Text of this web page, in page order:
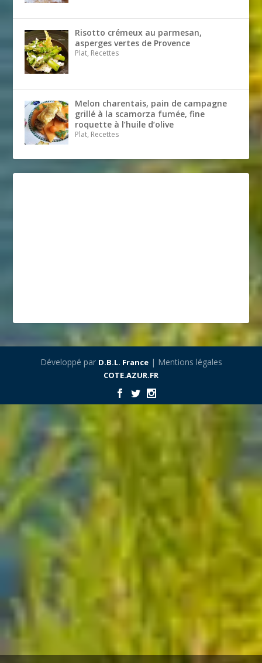
Risotto crémeux au parmesan,
asperges vertes de Provence
Plat, Recettes
Melon charentais, pain de campagne
grillé à la scamorza fumée, fine
roquette à l’huile d’olive
Plat, Recettes
Développé par D.B.L. France| Mentions légales
COTE.AZUR.FR